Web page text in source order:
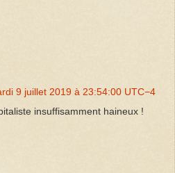
9 juillet 2019 à 23:54:00 UTC−4
insuffisamment haineux !